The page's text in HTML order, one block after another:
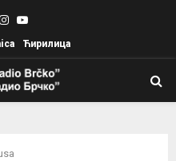
Instagram
Youtube
Ћирилица